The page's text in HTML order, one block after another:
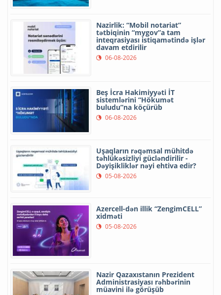
Nazirlik: “Mobil notariat”
tətbiqinin “mygov”a tam
inteqrasiyası istiqamətində işlər
davam etdirilir
06-08-2026
Beş İcra Hakimiyyəti İT
sistemlərini “Hökumət
buludu”na köçürüb
06-08-2026
Uşaqların rəqəmsal mühitdə
təhlükəsizliyi gücləndirilir -
Dəyişikliklər nəyi ehtiva edir?
05-08-2026
Azercell-dən illik “ZengimCELL”
xidməti
05-08-2026
Nazir Qazaxıstanın Prezident
Administrasiyası rəhbərinin
müavini ilə görüşüb